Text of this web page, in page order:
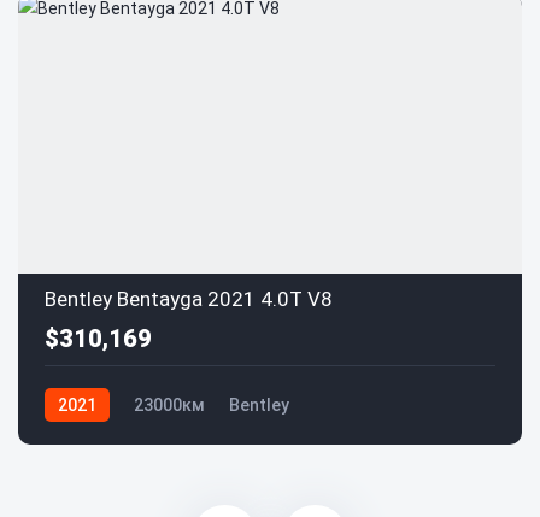
Bentley Bentayga 2021 4.0T V8
$310,169
2021 23000км Bentley